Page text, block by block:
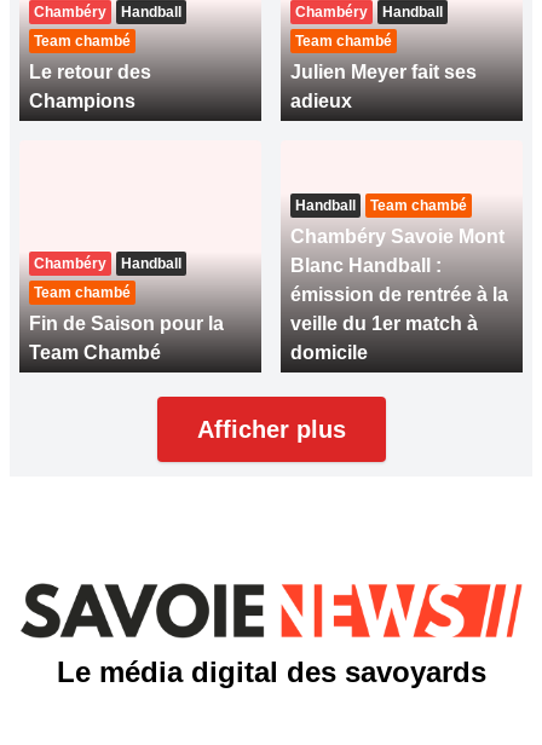
Chambéry
Handball
Team chambé
Le retour des
Champions
Chambéry
Handball
Team chambé
Julien Meyer fait ses
adieux
Chambéry
Handball
Team chambé
Fin de Saison pour la
Team Chambé
Handball Team chambé
Chambéry Savoie Mont
Blanc Handball :
émission de rentrée à la
veille du 1er match à
domicile
Afficher plus
Le média digital des savoyards